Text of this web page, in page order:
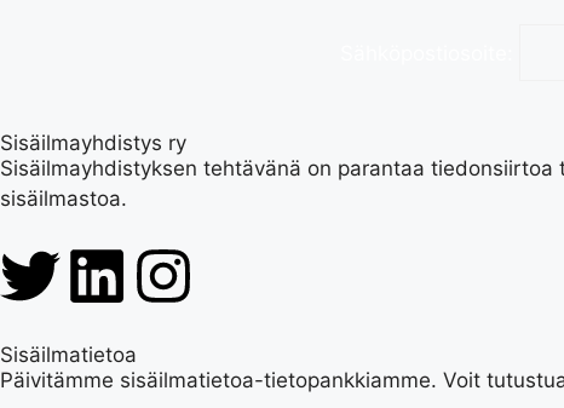
Sisäilmayhdistys ry
Sisäilmayhdistyksen tehtävänä on parantaa
sisäilmastoa.
Sisäilmatietoa
Päivitämme sisäilmatietoa-tietopankkiamme. Voit